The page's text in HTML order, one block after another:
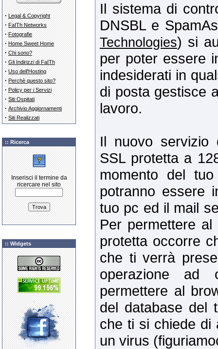
· Legal & Copyright
· FaITh Networks
· Fotografie
· Home Sweet Home
· Chi sono?
· Gli Indirizzi di FaITh
· Uso dell'Hosting
· Perchè questo sito?
· Policy per i Servizi
· Siti Ospitati
· Archivio Aggiornamenti
· Siti Realizzati
:: Ricerca
Inserisci il termine da
ricercare nel sito
:: Widgets
Il sistema di
DNSBL e
Technologies) si
per poter essere
indesiderati in
di posta gestisce
lavoro.
Il nuovo servizio
SSL protetta a
momento del
potranno essere
tuo pc ed il mail
Per permettere
protetta occorre
che ti verrà
operazione ad
permettere al
del database del
che ti si chiede di
un virus